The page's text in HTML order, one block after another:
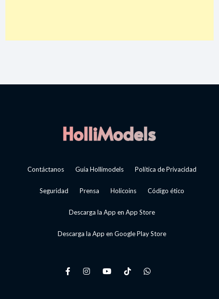
Contáctanos Guía Hollimodels Política de Privacidad
Seguridad Prensa Holicoins Código ético
Descarga la App en App Store
Descarga la App en Google Play Store